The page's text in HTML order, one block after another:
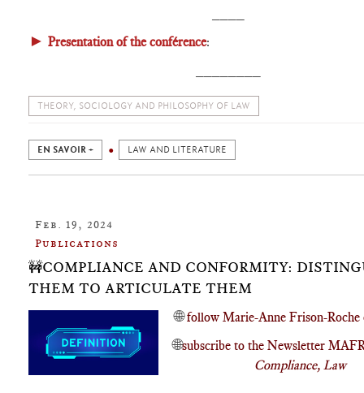
► Presentation of the conférence:
THEORY, SOCIOLOGY AND PHILOSOPHY OF LAW
EN SAVOIR + LAW AND LITERATURE
Feb. 19, 2024
Publications
🚧COMPLIANCE AND CONFORMITY:
THEM TO ARTICULATE THEM
🌐follow Marie-Anne Frison-Roche
🌐subscribe to the Newsletter
Compliance, Law